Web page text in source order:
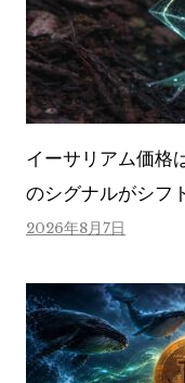
イーサリアム価格
のシグナルがシフ
2026年8月7日